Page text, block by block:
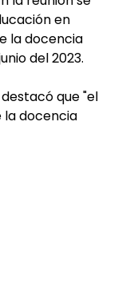
en
la docencia
del 2023.
que "el
la docencia